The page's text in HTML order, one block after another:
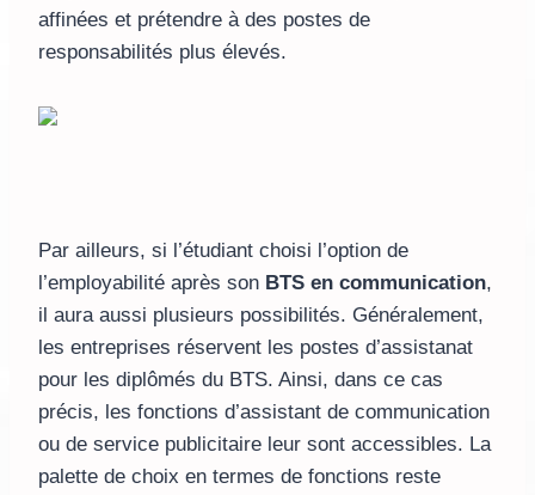
affinées et prétendre à des postes de
responsabilités plus élevés.
Par ailleurs, si l’étudiant choisi l’option de
l’employabilité après son BTS en communication,
il aura aussi plusieurs possibilités. Généralement,
les entreprises réservent les postes d’assistanat
pour les diplômés du BTS. Ainsi, dans ce cas
précis, les fonctions d’assistant de communication
ou de service publicitaire leur sont accessibles. La
palette de choix en termes de fonctions reste